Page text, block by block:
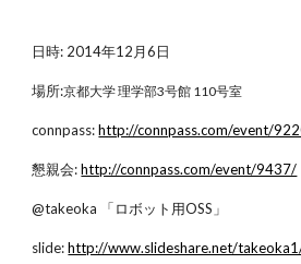
日時: 2014年12月6日
場所:京都大学 理学部3号館 110号室
connpass: http://connpass.com/event/
懇親会: http://connpass.com/event/9437/
@takeoka 「ロボット用OSS」
slide: http://www.slideshare.net/